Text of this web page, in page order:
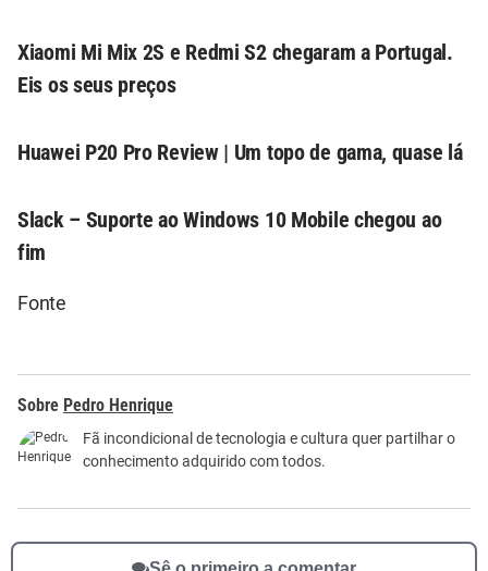
Xiaomi Mi Mix 2S e Redmi S2 chegaram a Portugal.
Eis os seus preços
Huawei P20 Pro Review | Um topo de gama, quase lá
Slack – Suporte ao Windows 10 Mobile chegou ao
fim
Fonte
Pedro Henrique
Fã incondicional de tecnologia e cultura quer partilhar o
conhecimento adquirido com todos.